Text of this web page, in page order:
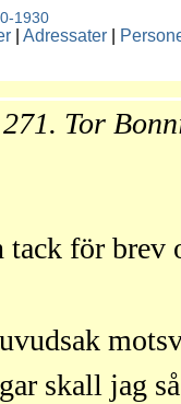
Adressater
271. Tor
tack för brev
skall jag